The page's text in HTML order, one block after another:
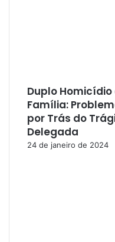
Duplo
Família:
por Trás do
Delegada
24 de janeiro de 2024